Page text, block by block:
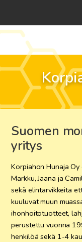
Hunajatuotteet
Mehiläistarhaaja
Jälleenmyyjät
Yritys
Yhteydenotto
Ohjeet ja vinkit
Suomen
yritys
Korpiahon Hunaja
Markku, Jaana ja
sekä elintarvikkeita
kuuluvat muun
ihonhoitotuotteet,
perustettu vuonna
henkilöä sekä 1-4